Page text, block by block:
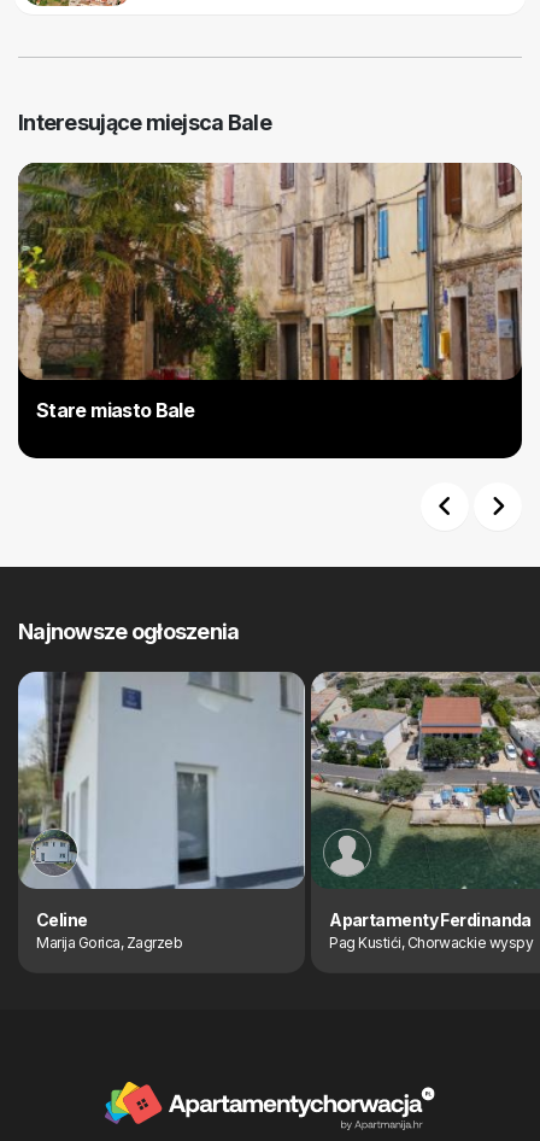
Interesujące miejsca Bale
Stare miasto Bale
Najnowsze ogłoszenia
Celine
Marija Gorica, Zagrzeb
Apartamenty Ferdinanda
Pag Kustići, Chorwackie wyspy